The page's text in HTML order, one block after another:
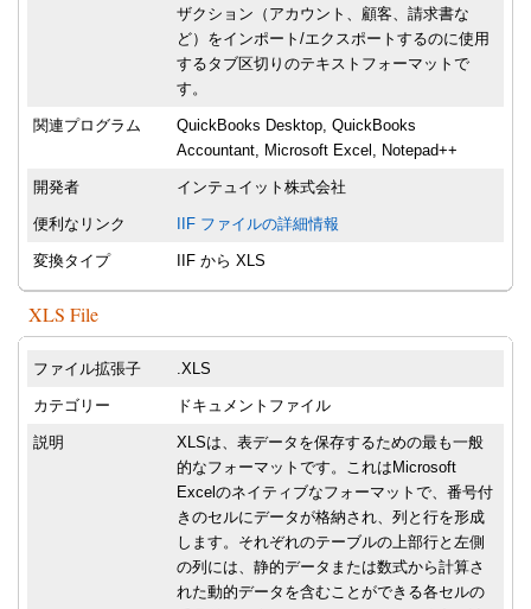
ザクション（アカウント、顧客、請求書な
ど）をインポート/エクスポートするのに使用
するタブ区切りのテキストフォーマットで
す。
関連プログラム
QuickBooks Desktop, QuickBooks
Accountant, Microsoft Excel, Notepad++
開発者 インテュイット株式会社
便利なリンク IIF ファイルの詳細情報
変換タイプ IIF から XLS
XLS File
ファイル拡張子 .XLS
カテゴリー ドキュメントファイル
説明
XLSは、表データを保存するための最も一般
的なフォーマットです。これはMicrosoft
Excelのネイティブなフォーマットで、番号付
きのセルにデータが格納され、列と行を形成
します。それぞれのテーブルの上部行と左側
の列には、静的データまたは数式から計算さ
れた動的データを含むことができる各セルの